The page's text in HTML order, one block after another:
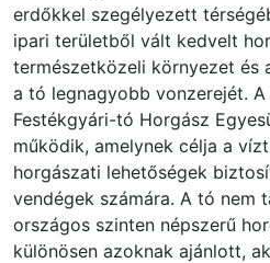
erdőkkel szegélyezett
ipari területből vált kedvelt
természetközeli környezet és
a tó legnagyobb vonzerejét.
Festékgyári-tó Horgász
működik, amelynek célja a
horgászati lehetőségek
vendégek számára. A tó nem
országos szinten népszerű
különösen azoknak ajánlott,